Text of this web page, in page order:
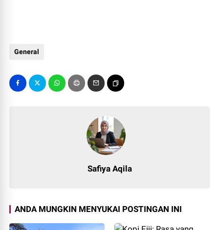
General
Safiya Aqila
ANDA MUNGKIN MENYUKAI POSTINGAN INI